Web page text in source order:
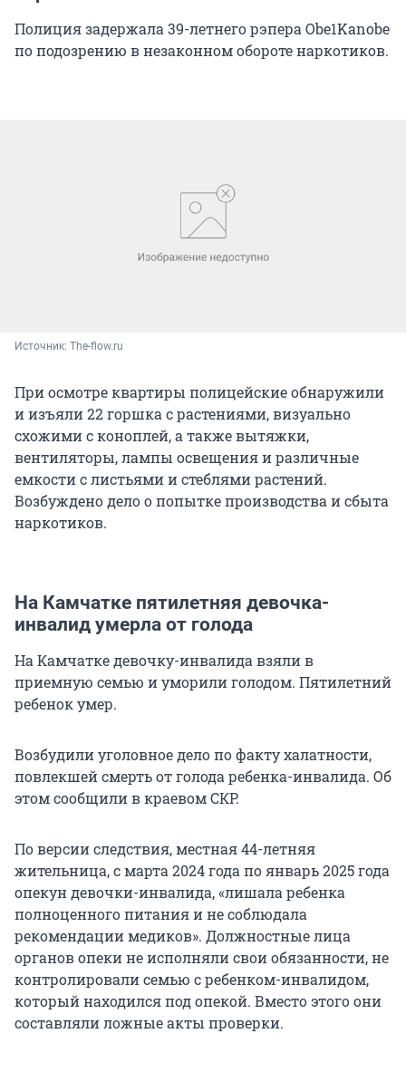
Полиция задержала 39-летнего рэпера Obe1Kanobe
по подозрению в незаконном обороте наркотиков.
Источник: The-flow.ru
При осмотре квартиры полицейские обнаружили
и изъяли 22 горшка с растениями, визуально
схожими с коноплей, а также вытяжки,
вентиляторы, лампы освещения и различные
емкости с листьями и стеблями растений.
Возбуждено дело о попытке производства и сбыта
наркотиков.
На Камчатке пятилетняя девочка-
инвалид умерла от голода
На Камчатке девочку-инвалида взяли в
приемную семью и уморили голодом. Пятилетний
ребенок умер.
Возбудили уголовное дело по факту халатности,
повлекшей смерть от голода ребенка-инвалида. Об
этом сообщили в краевом СКР.
По версии следствия, местная 44-летняя
жительница, с марта 2024 года по январь 2025 года
опекун девочки-инвалида, «лишала ребенка
полноценного питания и не соблюдала
рекомендации медиков». Должностные лица
органов опеки не исполняли свои обязанности, не
контролировали семью с ребенком-инвалидом,
который находился под опекой. Вместо этого они
составляли ложные акты проверки.